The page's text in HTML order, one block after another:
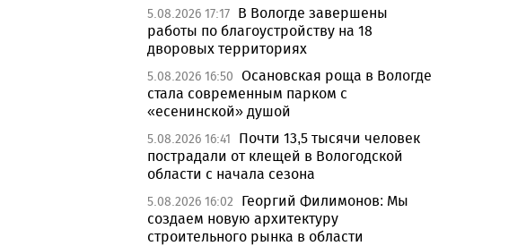
5.08.2026 17:17 В Вологде завершены
работы по благоустройству на 18
дворовых территориях
5.08.2026 16:50 Осановская роща в Вологде
стала современным парком с
«есенинской» душой
5.08.2026 16:41
Почти 13,5 тысячи человек
пострадали от клещей в Вологодской
области с начала сезона
5.08.2026 16:02
Георгий Филимонов: Мы
создаем новую архитектуру
строительного рынка в области